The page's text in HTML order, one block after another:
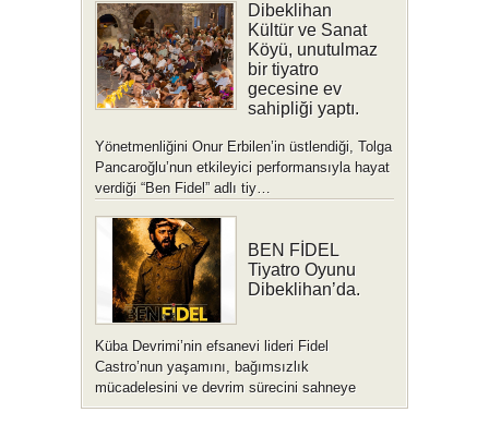
Dibeklihan
Kültür ve Sanat
Köyü, unutulmaz
bir tiyatro
gecesine ev
sahipliği yaptı.
Yönetmenliğini Onur Erbilen’in üstlendiği, Tolga
Pancaroğlu’nun etkileyici performansıyla hayat
verdiği “Ben Fidel” adlı tiy…
BEN FİDEL
Tiyatro Oyunu
Dibeklihan’da.
Küba Devrimi’nin efsanevi lideri Fidel
Castro’nun yaşamını, bağımsızlık
mücadelesini ve devrim sürecini sahneye
taşıyan tek …